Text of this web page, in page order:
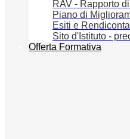
RAV - Rapporto
Piano di
Esiti e
Sito d'Istituto -
Offerta Formativa